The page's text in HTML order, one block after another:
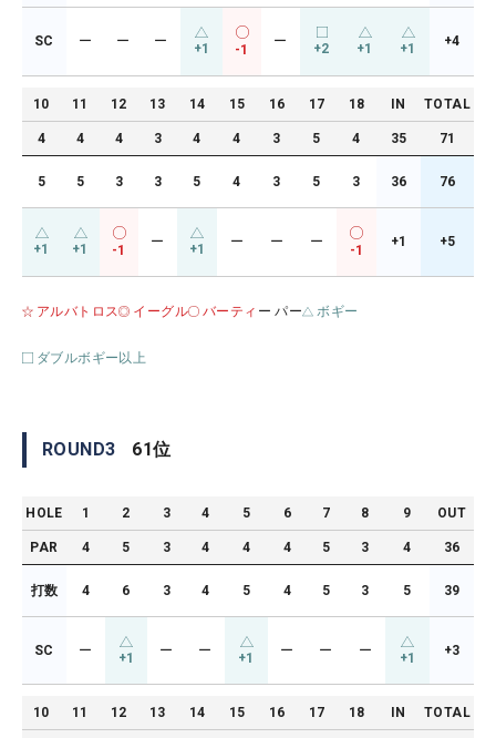
SC ー ー ー +1 -1
ー +2 +1 +1 +4
10 11 12 13 14 15 16 17 18 IN TOTAL
4 4 4 3 4 4 3 5 4 35 71
5 5 3 3 5 4 3 5 3 36 76
+1 +1 -1
ー +1 ー ー ー
-1
+1 +5
アルバトロス イーグル バーティ ー パー ボギー
ダブルボギー以上
ROUND3 61位
HOLE 1 2 3 4 5 6 7 8 9 OUT
PAR 4 5 3 4 4 4 5 3 4 36
打数 4 6 3 4 5 4 5 3 5 39
SC ー +1 ー ー +1 ー ー ー +1 +3
10 11 12 13 14 15 16 17 18 IN TOTAL